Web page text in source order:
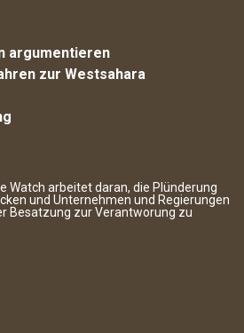
argumentieren
zur Westsahara
Watch arbeitet daran, die Plünderung
und Unternehmen und Regierungen
Besatzung zur Verantworung zu